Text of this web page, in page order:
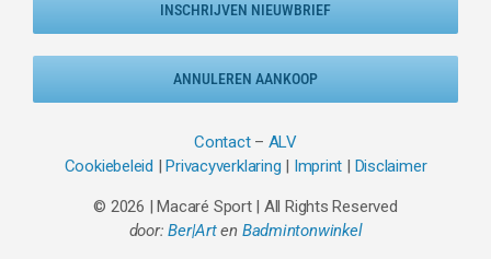
INSCHRIJVEN NIEUWBRIEF
ANNULEREN AANKOOP
Contact– ALV
Cookiebeleid |Privacyverklaring | Imprint | Disclaimer
© 2026 | Macaré Sport | All Rights Reserved
door:Ber|Arten Badmintonwinkel